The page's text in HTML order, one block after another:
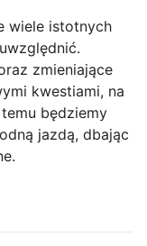
wiele istotnych
zmieniające
kwestiami, na
będziemy
jazdą, dbając